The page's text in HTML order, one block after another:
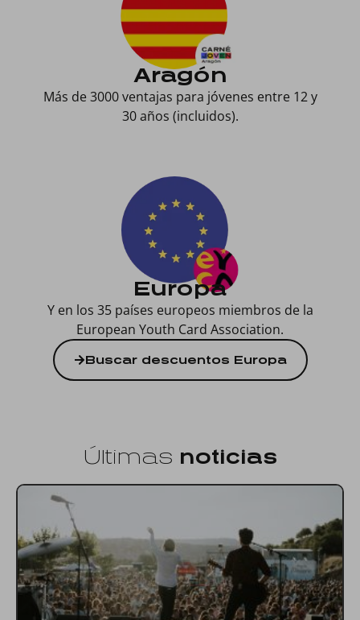
Aragón
Más de 3000 ventajas para jóvenes entre 12 y
30 años (incluidos).
Europa
Y en los 35 países europeos miembros de la
European Youth Card Association.
Buscar descuentos Europa
Últimas noticias